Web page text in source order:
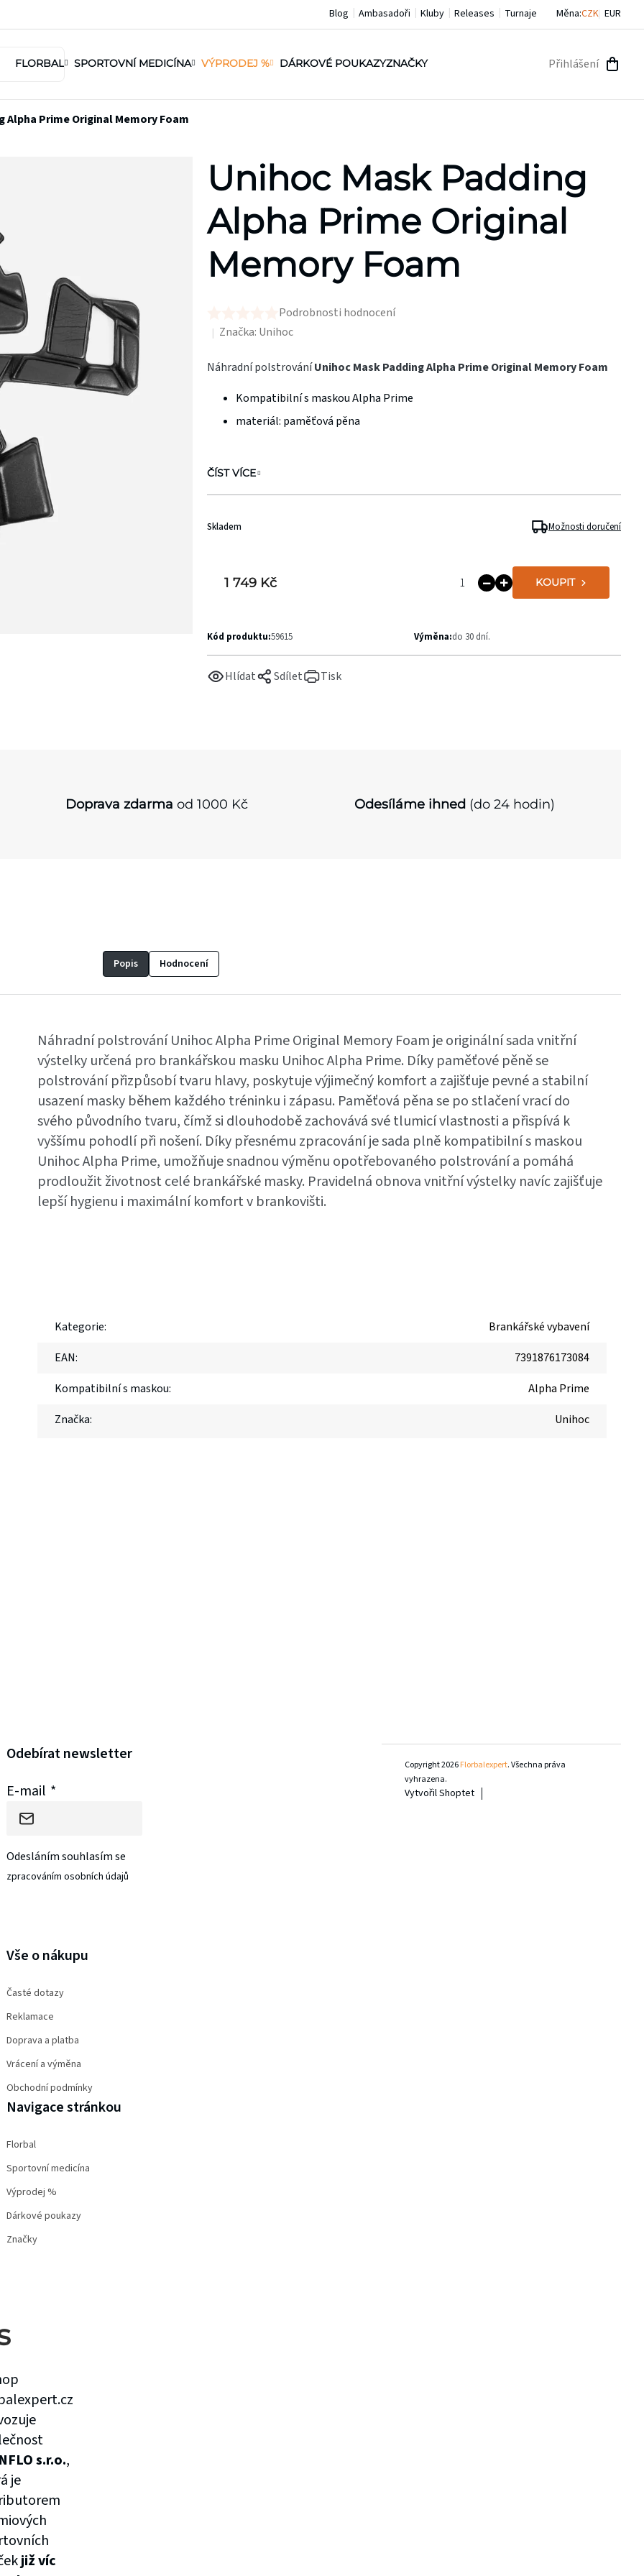
Blog Ambasadoři Kluby Releases Turnaje Měna:CZK EUR
FLORBAL SPORTOVNÍ MEDICÍNA VÝPRODEJ % DÁRKOVÉ POUKAZYZNAČKY Přihlášení
Alpha Prime Original Memory Foam
Unihoc Mask Padding
Alpha Prime Original
Memory Foam
hodnocení
produktu
Podrobnosti hodnocení
Značka: Unihoc
Náhradní polstrováníUnihoc Mask Padding Alpha Prime Original Memory Foam
Kompatibilní s maskou Alpha Prime
materiál: paměťová pěna
ČÍST VÍCE
Tisk
Hlídat Sdílet
1 749 Kč KOUPIT
Skladem Možnosti doručení
Kód produktu:59615 Výměna:do 30 dní.
Doprava zdarma od 1000 Kč Odesíláme ihned (do 24 hodin)
Popis Hodnocení
Náhradní polstrování Unihoc Alpha Prime Original Memory Foam je originální sada vnitřní
výstelky určená pro brankářskou masku Unihoc Alpha Prime. Díky paměťové pěně se
polstrování přizpůsobí tvaru hlavy, poskytuje výjimečný komfort a zajišťuje pevné a stabilní
usazení masky během každého tréninku i zápasu. Paměťová pěna se po stlačení vrací do
svého původního tvaru, čímž si dlouhodobě zachovává své tlumicí vlastnosti a přispívá k
vyššímu pohodlí při nošení. Díky přesnému zpracování je sada plně kompatibilní s maskou
Unihoc Alpha Prime, umožňuje snadnou výměnu opotřebovaného polstrování a pomáhá
prodloužit životnost celé brankářské masky. Pravidelná obnova vnitřní výstelky navíc zajišťuje
lepší hygienu i maximální komfort v brankovišti.
Kategorie:
Brankářské vybavení
EAN:
7391876173084
Kompatibilní s maskou:
Alpha Prime
Značka: Unihoc
Odebírat newsletter
E-mail
Odesláním souhlasím se
zpracováním osobních údajů
Vše o nákupu
Časté dotazy
Reklamace
Doprava a platba
Vrácení a výměna
Obchodní podmínky
Navigace stránkou
Florbal
Sportovní medicína
Výprodej %
Dárkové poukazy
Značky
s.r.o.,
je
již víc
Vytvořil Shoptet
Copyright 2026Florbalexpert. Všechna práva
vyhrazena.